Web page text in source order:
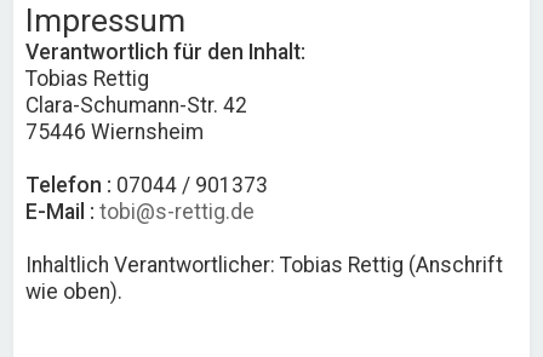
Impressum
Verantwortlich für den Inhalt:
Tobias Rettig
Clara-Schumann-Str. 42
75446 Wiernsheim
Telefon : 07044 / 901373
E-Mail : tobi@s-rettig.de
Inhaltlich Verantwortlicher: Tobias Rettig (Anschrift
wie oben).